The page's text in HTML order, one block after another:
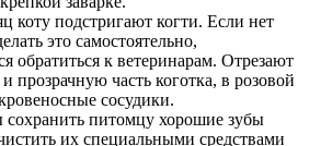
коту подстригают когти. Если нет
это самостоятельно,
обратиться к ветеринарам. Отрезают
прозрачную часть коготка, в розовой
сосудики.
сохранить питомцу хорошие зубы
их специальными средствами